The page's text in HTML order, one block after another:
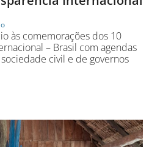
às comemorações dos 10
– Brasil com agendas
civil e de governos